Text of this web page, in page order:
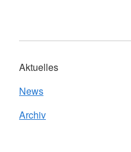
Aktuelles
News
Archiv